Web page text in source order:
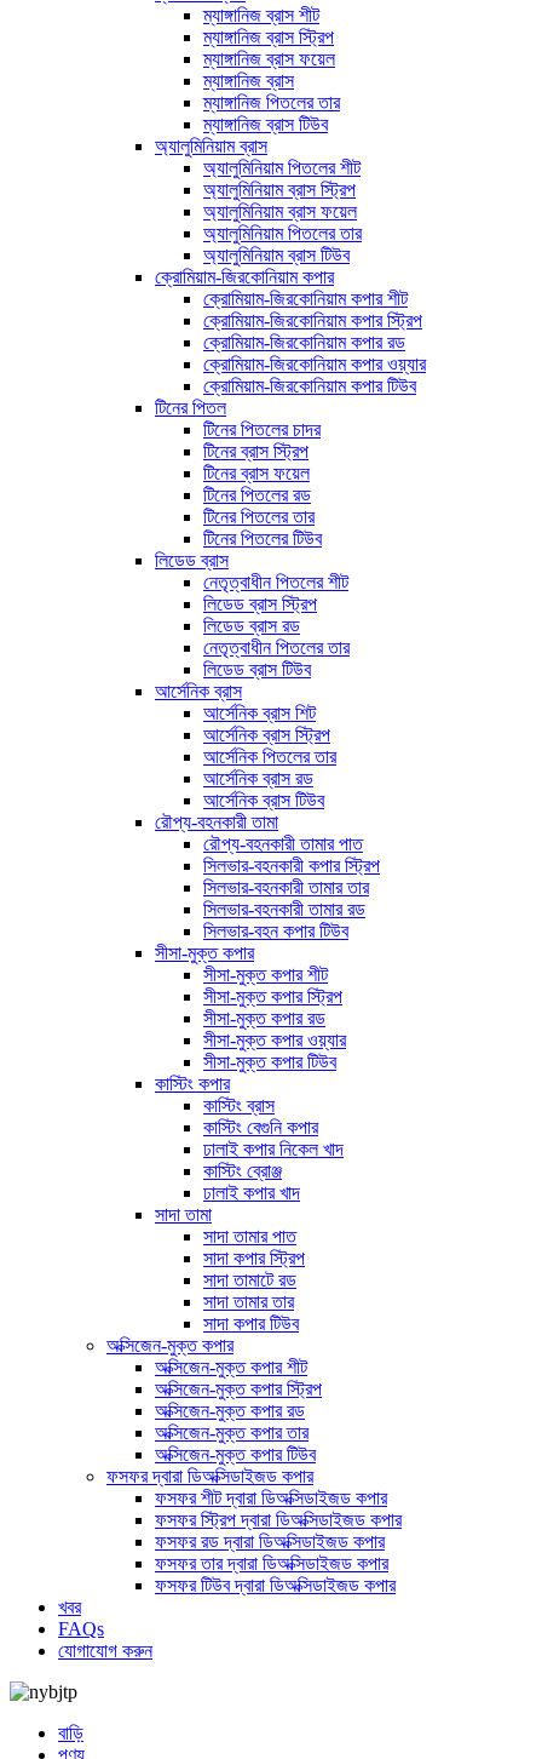
ম্যাঙ্গানিজ ব্রাস শীট
ম্যাঙ্গানিজ ব্রাস স্ট্রিপ
ম্যাঙ্গানিজ ব্রাস ফয়েল
ম্যাঙ্গানিজ ব্রাস
ম্যাঙ্গানিজ পিতলের তার
ম্যাঙ্গানিজ ব্রাস টিউব
অ্যালুমিনিয়াম ব্রাস
অ্যালুমিনিয়াম পিতলের শীট
অ্যালুমিনিয়াম ব্রাস স্ট্রিপ
অ্যালুমিনিয়াম ব্রাস ফয়েল
অ্যালুমিনিয়াম পিতলের তার
অ্যালুমিনিয়াম ব্রাস টিউব
ক্রোমিয়াম-জিরকোনিয়াম কপার
ক্রোমিয়াম-জিরকোনিয়াম কপার শীট
ক্রোমিয়াম-জিরকোনিয়াম কপার স্ট্রিপ
ক্রোমিয়াম-জিরকোনিয়াম কপার রড
ক্রোমিয়াম-জিরকোনিয়াম কপার ওয়্যার
ক্রোমিয়াম-জিরকোনিয়াম কপার টিউব
টিনের পিতল
টিনের পিতলের চাদর
টিনের ব্রাস স্ট্রিপ
টিনের ব্রাস ফয়েল
টিনের পিতলের রড
টিনের পিতলের তার
টিনের পিতলের টিউব
লিডেড ব্রাস
নেতৃত্বাধীন পিতলের শীট
লিডেড ব্রাস স্ট্রিপ
লিডেড ব্রাস রড
নেতৃত্বাধীন পিতলের তার
লিডেড ব্রাস টিউব
আর্সেনিক ব্রাস
আর্সেনিক ব্রাস শিট
আর্সেনিক ব্রাস স্ট্রিপ
আর্সেনিক পিতলের তার
আর্সেনিক ব্রাস রড
আর্সেনিক ব্রাস টিউব
রৌপ্য-বহনকারী তামা
রৌপ্য-বহনকারী তামার পাত
সিলভার-বহনকারী কপার স্ট্রিপ
সিলভার-বহনকারী তামার তার
সিলভার-বহনকারী তামার রড
সিলভার-বহন কপার টিউব
সীসা-মুক্ত কপার
সীসা-মুক্ত কপার শীট
সীসা-মুক্ত কপার স্ট্রিপ
সীসা-মুক্ত কপার রড
সীসা-মুক্ত কপার ওয়্যার
সীসা-মুক্ত কপার টিউব
কাস্টিং কপার
কাস্টিং ব্রাস
কাস্টিং বেগুনি কপার
ঢালাই কপার নিকেল খাদ
কাস্টিং ব্রোঞ্জ
ঢালাই কপার খাদ
সাদা তামা
সাদা তামার পাত
সাদা কপার স্ট্রিপ
সাদা তামাটে রড
সাদা তামার তার
সাদা কপার টিউব
অক্সিজেন-মুক্ত কপার
অক্সিজেন-মুক্ত কপার শীট
অক্সিজেন-মুক্ত কপার স্ট্রিপ
অক্সিজেন-মুক্ত কপার রড
অক্সিজেন-মুক্ত কপার তার
অক্সিজেন-মুক্ত কপার টিউব
ফসফর দ্বারা ডিঅক্সিডাইজড কপার
ফসফর শীট দ্বারা ডিঅক্সিডাইজড কপার
ফসফর স্ট্রিপ দ্বারা ডিঅক্সিডাইজড কপার
ফসফর রড দ্বারা ডিঅক্সিডাইজড কপার
ফসফর তার দ্বারা ডিঅক্সিডাইজড কপার
ফসফর টিউব দ্বারা ডিঅক্সিডাইজড কপার
খবর
FAQs
যোগাযোগ করুন
বাড়ি
পণ্য